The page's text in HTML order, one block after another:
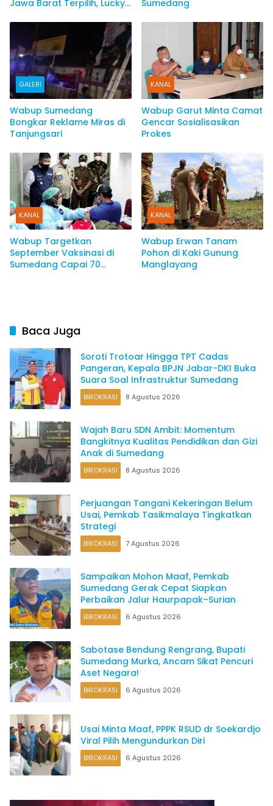
Jawa Barat Terpilih, Lucky
Sumedang
GALERI
Wabup Sumedang
Bongkar Reklame Miras di
Tanjungsari
KANAL
Wabup Garut Minta Camat
Gencar Sosialisasikan
Prokes
KANAL
Wabup Targetkan
September Vaksinasi di
Sumedang Capai 70
KANAL
Wabup Erwan Tanam
Pohon di Kaki Gunung
Manglayang
Baca Juga
Soroti Trotoar Hingga TPT Cadas
Pangeran, Kepala BPJN Jabar-DKI Buka
Suara Soal Infrastruktur Sumedang
BIROKRASI 8 Agustus 2026
Wajah Baru SDN Ambit: Momentum
Bangkitnya Kualitas Pendidikan dan Gizi
Anak di Sumedang
BIROKRASI 8 Agustus 2026
Perjuangan Tangani Kekeringan Belum
Usai, Pemkab Tasikmalaya Tingkatkan
Strategi
BIROKRASI 7 Agustus 2026
Sampaikan Mohon Maaf, Pemkab
Sumedang Gerak Cepat Siapkan
Perbaikan Jalur Haurpapak–Surian
BIROKRASI 6 Agustus 2026
Sabotase Bendung Rengrang, Bupati
Sumedang Murka, Ancam Sikat Pencuri
Aset Negara!
BIROKRASI 6 Agustus 2026
Usai Minta Maaf, PPPK RSUD dr Soekardjo
Viral Pilih Mengundurkan Diri
BIROKRASI 6 Agustus 2026